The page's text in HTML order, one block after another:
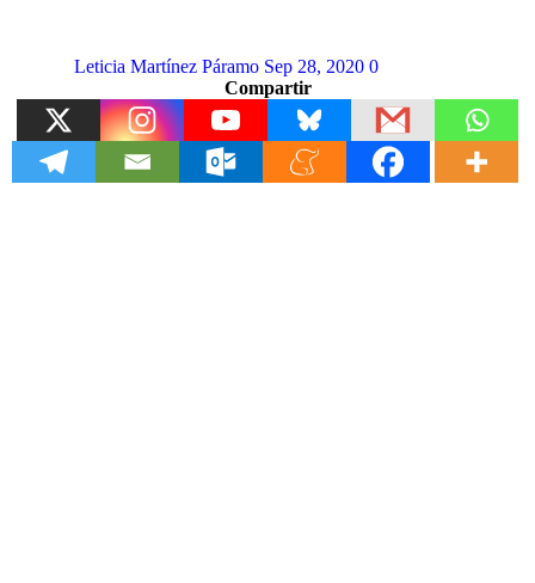
Leticia Martínez Páramo Sep 28, 2020 0
Compartir